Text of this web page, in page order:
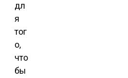
дл
я
тог
о,
что
бы